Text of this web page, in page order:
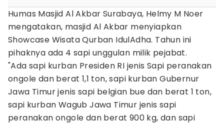
Humas Masjid Al Akbar Surabaya, Helmy M Noer
mengatakan, masjid Al Akbar menyiapkan
Showcase Wisata Qurban IdulAdha. Tahun ini
pihaknya ada 4 sapi unggulan milik pejabat.
"Ada sapi kurban Presiden RI jenis Sapi peranakan
ongole dan berat 1,1 ton, sapi kurban Gubernur
Jawa Timur jenis sapi belgian bue dan berat 1 ton,
sapi kurban Wagub Jawa Timur jenis sapi
peranakan ongole dan berat 900 kg, dan sapi